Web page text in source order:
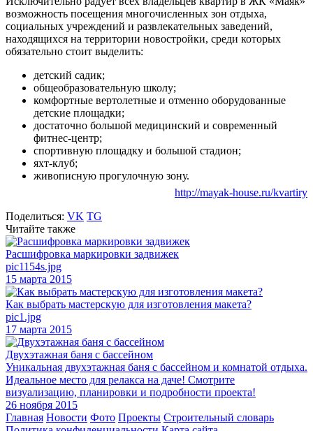
возможность посещения многочисленных зон отдыха,
социальных учреждений и развлекательных заведений,
находящихся на территории новостройки, среди которых
обязательно стоит выделить:
детский садик;
общеобразовательную школу;
комфортные вертолетные и отменно оборудованные
детские площадки;
достаточно большой медицинский и современный
фитнес-центр;
спортивную площадку и большой стадион;
яхт-клуб;
живописную прогулочную зону.
http://mayak-house.ru/kvartiry
Поделиться: VK TG
Читайте также
Расшифровка маркировки задвижек
pic1154s.jpg
15 марта 2015
Как выбрать мастерскую для изготовления макета?
pic1.jpg
17 марта 2015
Двухэтажная баня с бассейном
Уникальная двухэтажная баня с бассейном и комнатой отдыха.
Идеальное место для релакса на даче! Смотрите
визуализацию, планировки и подробности проекта!
26 ноября 2015
Главная Новости Фото Проекты Строительный словарь